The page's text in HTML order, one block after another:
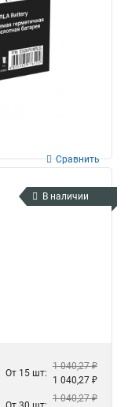
Сравнить
В наличии
От 15 шт:
1 040,27 ₽
1 040,27 ₽
1 040,27 ₽